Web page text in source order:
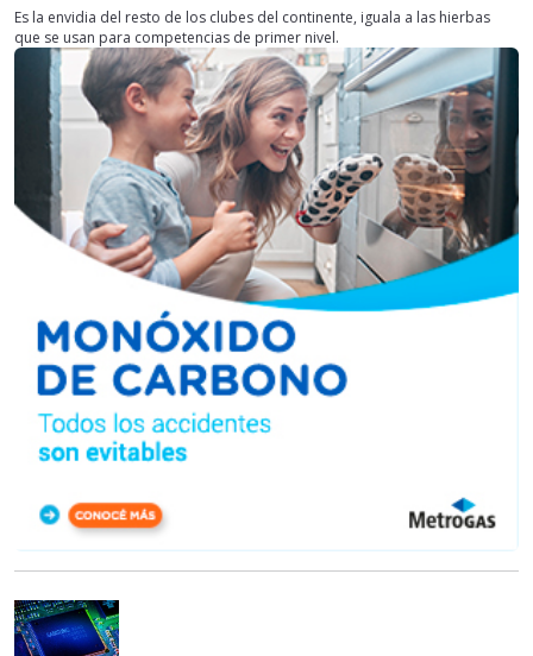
Es la envidia del resto de los clubes del continente, iguala a las hierbas
que se usan para competencias de primer nivel.